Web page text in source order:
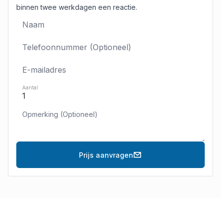
binnen twee werkdagen een reactie.
Aantal
Prijs aanvragen